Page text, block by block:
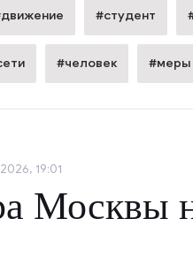
#студент
#человек #меры
19:01
Москвы